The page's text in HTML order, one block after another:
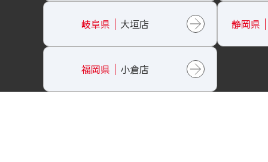
岐阜県 大垣店 静岡県
福岡県 小倉店